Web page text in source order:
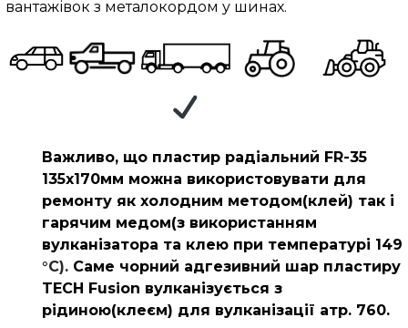
вантажівок з металокордом у шинах.
Важливо, що пластир радіальний FR-35
135х170мм можна використовувати для
ремонту як холодним методом(клей) так і
гарячим медом(з використанням
вулканізатора та клею при температурі 149
°C).Саме чорний адгезивний шар пластиру
TECH Fusion вулканізується з
рідиною(клеєм) для вулканізації атр. 760.